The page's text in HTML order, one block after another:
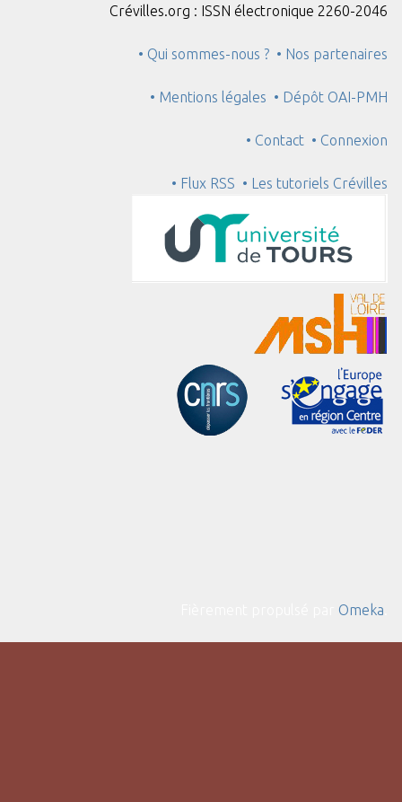
Crévilles.org : ISSN électronique 2260-2046
• Qui sommes-nous ? • Nos partenaires
• Mentions légales • Dépôt OAI-PMH
• Contact • Connexion
• Flux RSS • Les tutoriels Crévilles
Omeka